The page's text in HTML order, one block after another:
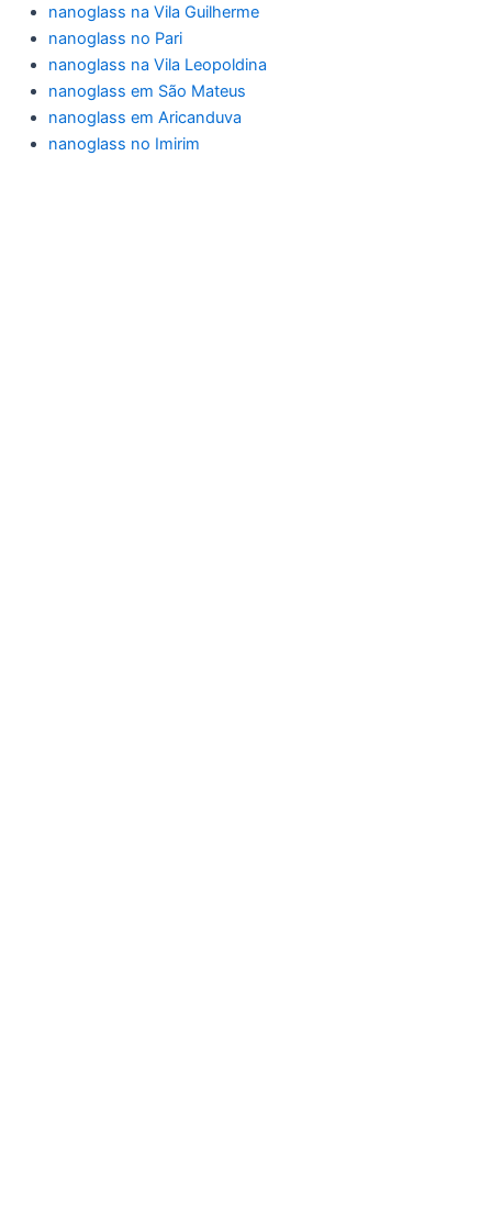
nanoglass na Vila Guilherme
nanoglass no Pari
nanoglass na Vila Leopoldina
nanoglass em São Mateus
nanoglass em Aricanduva
nanoglass no Imirim